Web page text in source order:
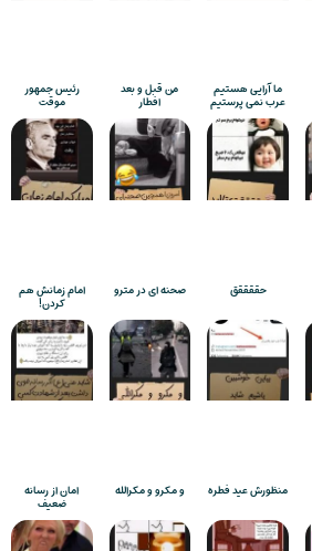
ما آرایی هستیم
عرب نمی پرستیم
من قبل و بعد
افطار
رئیس جمهور
موقت
حققققق صحنه ای در مترو امام زمانش هم
کردن!
منظورش عید فطره و مکرو و مکرالله امان از رسانه
ضعیف